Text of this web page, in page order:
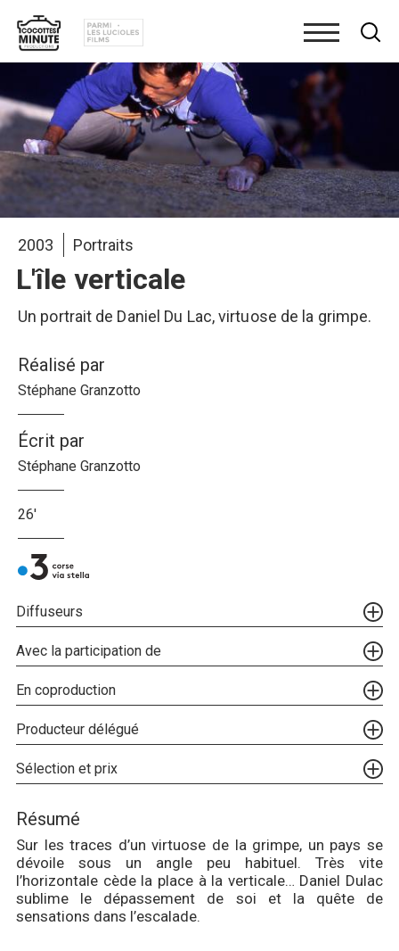
contenu
principal
2003 Portraits
L'île verticale
Un portrait de Daniel Du Lac, virtuose de la grimpe.
Réalisé par
Stéphane Granzotto
Écrit par
Stéphane Granzotto
26'
Diffuseurs
Avec la participation de
En coproduction
Producteur délégué
Sélection et prix
Résumé
Sur les traces d’un virtuose de la grimpe, un pays se
dévoile sous un angle peu habituel. Très vite
l’horizontale cède la place à la verticale… Daniel Dulac
sublime le dépassement de soi et la quête de
sensations dans l’escalade.